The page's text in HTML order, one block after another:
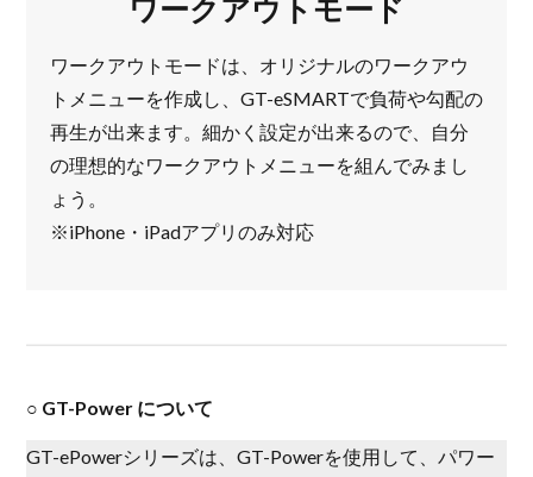
ワークアウトモード
ワークアウトモードは、オリジナルのワークアウ
トメニューを作成し、GT-eSMARTで負荷や勾配の
再生が出来ます。細かく設定が出来るので、自分
の理想的なワークアウトメニューを組んでみまし
ょう。
※iPhone・iPadアプリのみ対応
○ GT-Power について
GT-ePowerシリーズは、GT-Powerを使用して、パワー